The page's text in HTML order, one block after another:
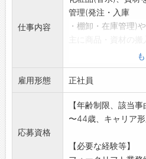
仕事内容
管理(発注・入庫
・棚卸・在庫管理)や
作業、倉庫内の片付
け、
掃除をお願いします。
工場内作業(充填、
ることがあります
。
て、生産管理や製造
雇用形態 正社員
応募資格
【年齢制限、該当事
〜44歳、キャリア
【必要な経験等】